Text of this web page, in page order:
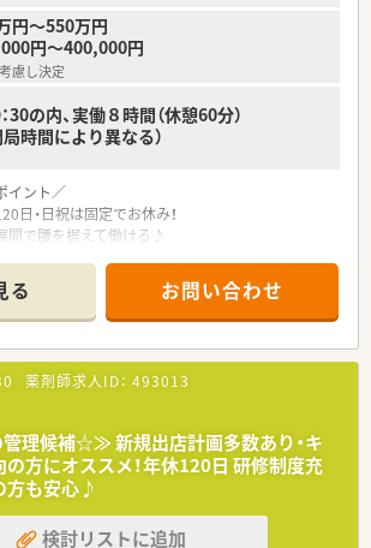
円～550万円
円～400,000円
慮し決定
30の内、実働８時間（休憩60分）
局時間により異なる）
イント／
日・日祝は固定でお休み！
開で腰を据えて働ける♪
で年収550万円まで提示可能！
定のためキャリアポジション多数アリ♪
／
あるDGS調剤併設店です。
ー・飲食店もあり、
の患者様も多くいらっしゃいます。
く広い造りで、働きやすい環境です。
す！／
一のドラッグストアとして運営！
調剤併設店22店舗と群馬県内をメインに出店して
る お問い合わせ
薬剤師求人ID： 493013
管理候補☆≫ 新規出店計画多数あり・キ
方にオススメ！年休120日 研修制度充
方も安心♪
検討リストに追加